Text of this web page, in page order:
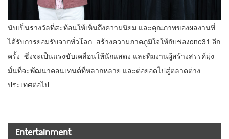
นับเป็นรางวัลที่สะท้อนให้เห็นถึงความนิยม และคุณภาพของผลงานที่
ได้รับการยอมรับจากทั่วโลก สร้างความภาคภูมิใจให้กับช่องone31 อีก
ครั้ง ซึ่งจะเป็นแรงขับเคลื่อนให้นักแสดง และทีมงานผู้สร้างสรรค์มุ่ง
มั่นที่จะพัฒนาคอนเทนต์ที่หลากหลาย และต่อยอดไปสู่ตลาดต่าง
ประเทศต่อไป
Entertainment